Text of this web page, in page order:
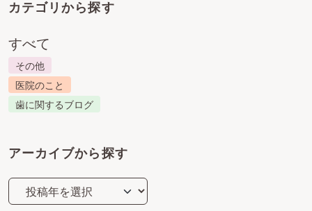
カテゴリから探す
すべて
その他
医院のこと
歯に関するブログ
アーカイブから探す